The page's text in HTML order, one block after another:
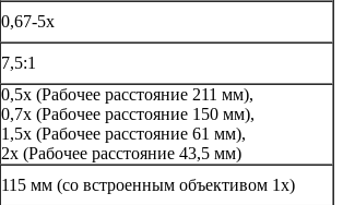
0,67-5x
7,5:1
0,5x (Рабочее расстояние 211 мм),
0,7x (Рабочее расстояние 150 мм),
1,5x (Рабочее расстояние 61 мм),
2x (Рабочее расстояние 43,5 мм)
115 мм (со встроенным объективом 1х)